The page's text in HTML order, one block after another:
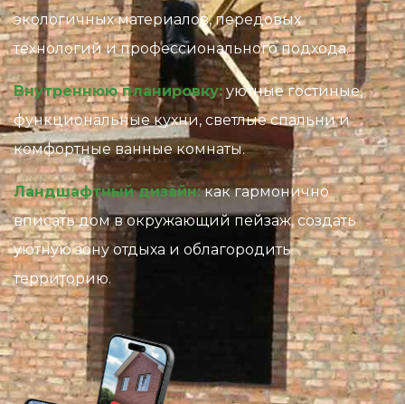
экологичных материалов, передовых
технологий и профессионального подхода.
Внутреннюю планировку:уютные гостиные,
функциональные кухни, светлые спальни и
комфортные ванные комнаты.
Ландшафтный дизайн:как гармонично
вписать дом в окружающий пейзаж, создать
уютную зону отдыха и облагородить
территорию.